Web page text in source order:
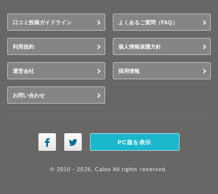
口コミ投稿ガイドライン よくあるご質問（FAQ）
利用規約 個人情報保護方針
運営会社 採用情報
お問い合わせ
PC版を表示
© 2010 - 2026, Caloo All rights reserved.